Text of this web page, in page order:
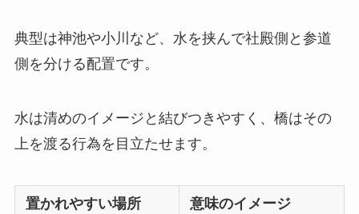
典型は神池や小川など、水を挟んで社殿側と参道
側を分ける配置です。
水は清めのイメージと結びつきやすく、橋はその
上を渡る行為を目立たせます。
置かれやすい場所 意味のイメージ